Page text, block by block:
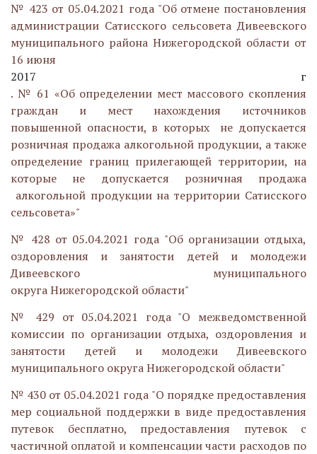
№ 423 от 05.04.2021 года "Об отмене постановления
администрации Сатисского сельсовета Дивеевского
муниципального района Нижегородской области от
16 июня
2017 г
. № 61 «Об определении мест массового скопления
граждан и мест нахождения источников
повышенной опасности, в которых не допускается
розничная продажа алкогольной продукции, а также
определение границ прилегающей территории, на
которые не допускается розничная продажа
алкогольной продукции на территории Сатисского
сельсовета»"
№ 428 от 05.04.2021 года "Об организации отдыха,
оздоровления и занятости детей и молодежи
Дивеевского муниципального
округа Нижегородской области"
№ 429 от 05.04.2021 года "О межведомственной
комиссии по организации отдыха, оздоровления и
занятости детей и молодежи Дивеевского
муниципального округа Нижегородской области"
№ 430 от 05.04.2021 года "О порядке предоставления
мер социальной поддержки в виде предоставления
путевок бесплатно, предоставления путевок с
частичной оплатой и компенсации части расходов по